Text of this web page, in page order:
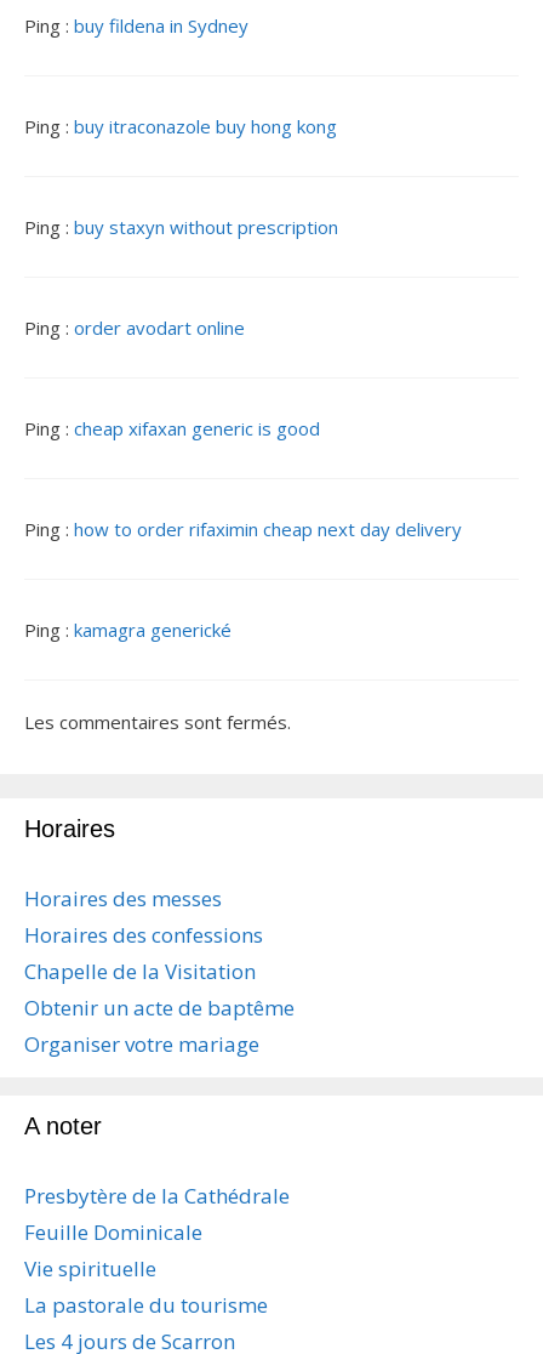
Ping : buy fildena in Sydney
Ping : buy itraconazole buy hong kong
Ping : buy staxyn without prescription
Ping : order avodart online
Ping : cheap xifaxan generic is good
Ping : how to order rifaximin cheap next day delivery
Ping : kamagra generické
Les commentaires sont fermés.
Horaires
Horaires des messes
Horaires des confessions
Chapelle de la Visitation
Obtenir un acte de baptême
Organiser votre mariage
A noter
Presbytère de la Cathédrale
Feuille Dominicale
Vie spirituelle
La pastorale du tourisme
Les 4 jours de Scarron